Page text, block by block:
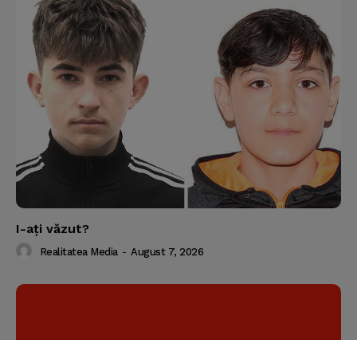
I-aţi văzut?
Realitatea Media - August 7, 2026